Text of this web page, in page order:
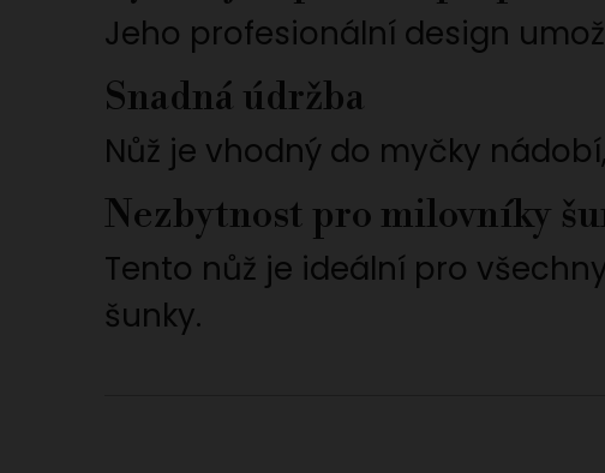
Jeho profesionální design
Snadná údržba
Nůž je vhodný do myčky
Nezbytnost pro milovníky
Tento nůž je ideální pro
šunky.